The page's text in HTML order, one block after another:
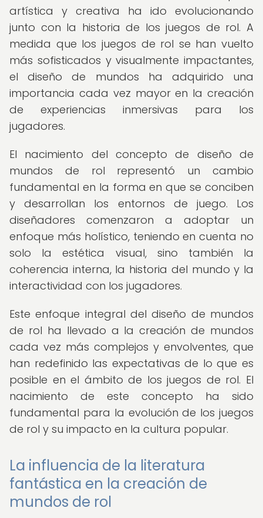
artística y creativa ha ido evolucionando
junto con la historia de los juegos de rol. A
medida que los juegos de rol se han vuelto
más sofisticados y visualmente impactantes,
el diseño de mundos ha adquirido una
importancia cada vez mayor en la creación
de experiencias inmersivas para los
jugadores.
El nacimiento del concepto de diseño de
mundos de rol representó un cambio
fundamental en la forma en que se conciben
y desarrollan los entornos de juego. Los
diseñadores comenzaron a adoptar un
enfoque más holístico, teniendo en cuenta no
solo la estética visual, sino también la
coherencia interna, la historia del mundo y la
interactividad con los jugadores.
Este enfoque integral del diseño de mundos
de rol ha llevado a la creación de mundos
cada vez más complejos y envolventes, que
han redefinido las expectativas de lo que es
posible en el ámbito de los juegos de rol. El
nacimiento de este concepto ha sido
fundamental para la evolución de los juegos
de rol y su impacto en la cultura popular.
La influencia de la literatura
fantástica en la creación de
mundos de rol